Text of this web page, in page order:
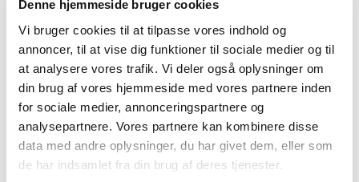
Denne hjemmeside bruger cookies
Vi bruger cookies til at tilpasse vores indhold og
annoncer, til at vise dig funktioner til sociale medier og til
at analysere vores trafik. Vi deler også oplysninger om
din brug af vores hjemmeside med vores partnere inden
for sociale medier, annonceringspartnere og
analysepartnere. Vores partnere kan kombinere disse
data med andre oplysninger, du har givet dem, eller som
de har indsamlet fra din brug af deres tjenester.
2024 (3)
2023 (3)
2021 (1)
2020 (1)
2019 (4)
2018 (5)
2017 (7)